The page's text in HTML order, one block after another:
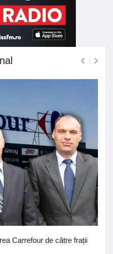
Carrefour de către frații